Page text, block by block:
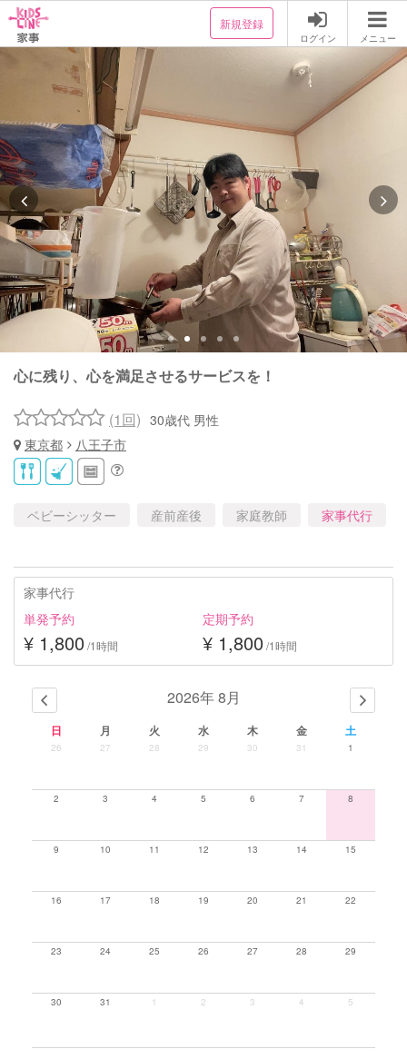
新規登録
ログイン メニュー
心に残り、心を満足させるサービスを！
(1回) 30歳代 男性
東京都
八王子市
ベビーシッター 産前産後 家庭教師 家事代行
家事代行
単発予約
¥ 1,800 /1時間
定期予約
¥ 1,800 /1時間
2026年 8月
日 月 火 水 木 金 土
26 27 28 29 30 31 1
2 3 4 5 6 7 8
9 10 11 12 13 14 15
16 17 18 19 20 21 22
23 24 25 26 27 28 29
30 31 1 2 3 4 5